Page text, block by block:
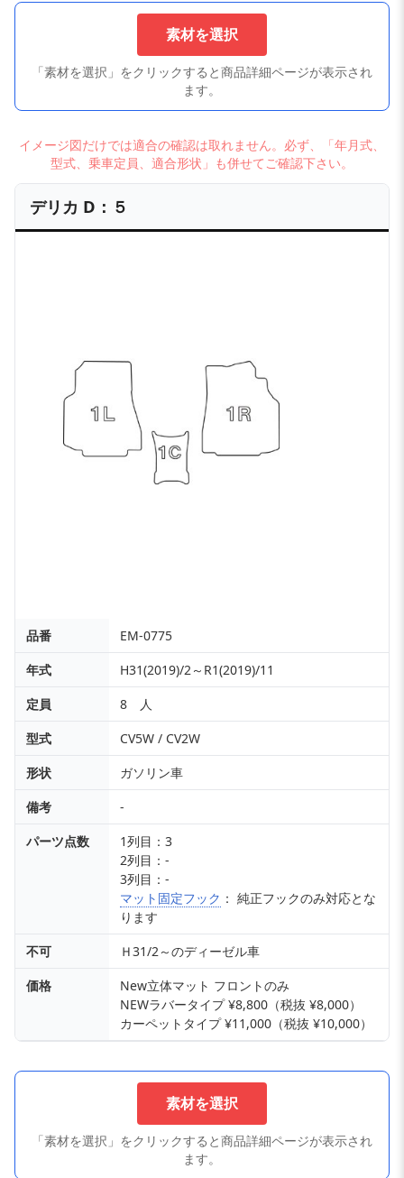
素材を選択
「素材を選択」をクリックすると商品詳細ページが表示され
ます。
イメージ図だけでは適合の確認は取れません。必ず、「年月式、
型式、乗車定員、適合形状」も併せてご確認下さい。
デリカ D：５
品番
EM-0775
年式
H31(2019)/2～R1(2019)/11
定員
8 人
型式
CV5W / CV2W
形状
ガソリン車
備考
-
パーツ点数
1列目：3
2列目：-
3列目：-
マット固定フック ： 純正フックのみ対応とな
ります
不可
Ｈ31/2～のディーゼル車
価格
New立体マット フロントのみ
NEWラバータイプ ¥8,800（税抜 ¥8,000）
カーペットタイプ ¥11,000（税抜 ¥10,000）
素材を選択
「素材を選択」をクリックすると商品詳細ページが表示され
ます。